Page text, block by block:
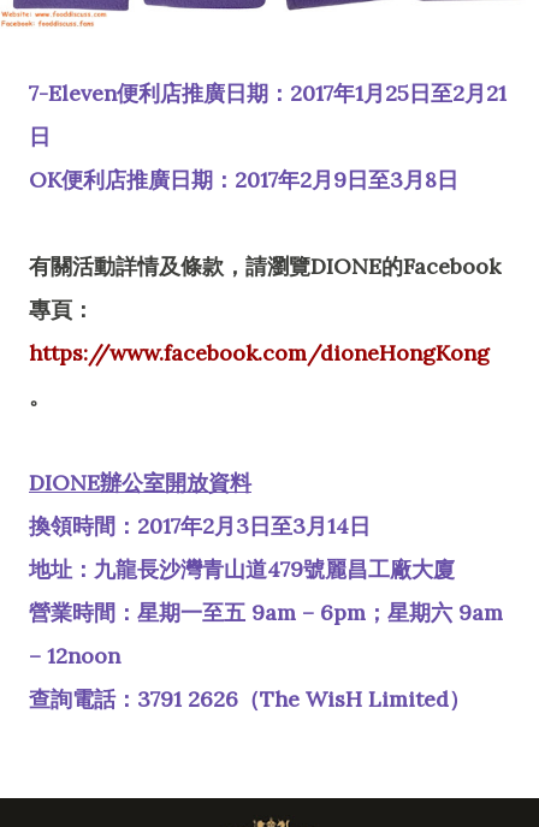
7-Eleven便利店推廣日期：2017年1月25日至2月21
日
OK便利店推廣日期：2017年2月9日至3月8日
有關活動詳情及條款，請瀏覽DIONE的Facebook
專頁：
https://www.facebook.com/dioneHongKong
。
DIONE辦公室開放資料
換領時間：2017年2月3日至3月14日
地址：九龍長沙灣青山道479號麗昌工廠大廈
營業時間：星期一至五 9am – 6pm；星期六 9am
– 12noon
查詢電話：3791 2626（The WisH Limited）